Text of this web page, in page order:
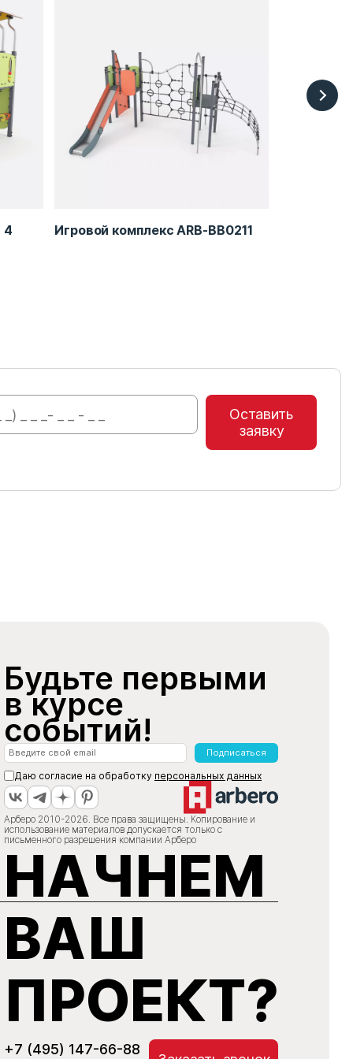
4 Игровой комплекс ARB-BB0211
Оставить
заявку
Будьте первыми
в курсе
событий!
Подписаться
Даю согласие на обработку персональных данных
Арберо 2010-2026. Все права защищены. Копирование и
использование материалов допускается только с
письменного разрешения компании Арберо
НАЧНЕМ
ВАШ
ПРОЕКТ?
+7 (495) 147-66-88